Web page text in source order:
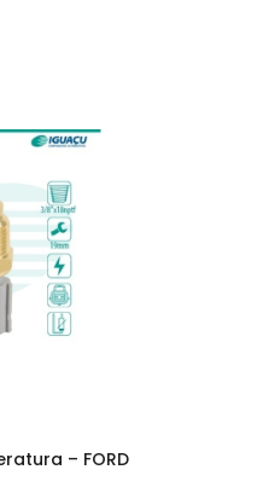
– FORD